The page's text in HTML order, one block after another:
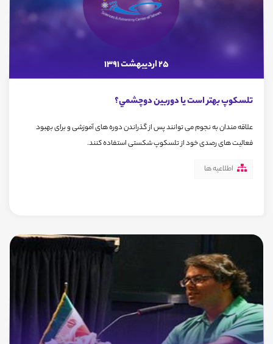
25 اردیبهشت 1391
تلسكوپ بهتر است يا دوربين دوچشمي؟
علاقه مندان به نجوم می توانند پس از گذراندن دوره های آموزشی و برای بهبود
فعالیت های رصدی خود از تلسکوپ شکستی استفاده کنند.
اطلاعیه ها